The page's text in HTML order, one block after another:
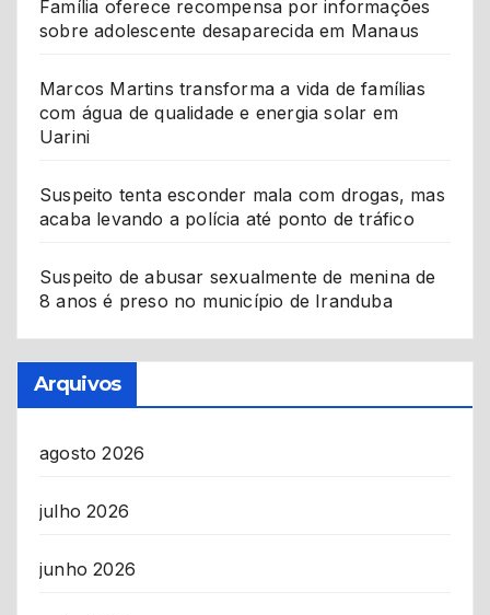
Família oferece recompensa por informações
sobre adolescente desaparecida em Manaus
Marcos Martins transforma a vida de famílias
com água de qualidade e energia solar em
Uarini
Suspeito tenta esconder mala com drogas, mas
acaba levando a polícia até ponto de tráfico
Suspeito de abusar sexualmente de menina de
8 anos é preso no município de Iranduba
Arquivos
agosto 2026
julho 2026
junho 2026